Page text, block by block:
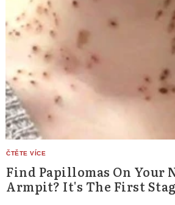
Find Papillomas On Your
Armpit? It's The First